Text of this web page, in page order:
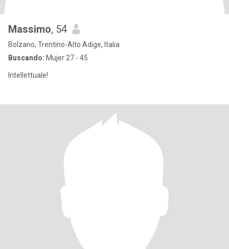
Massimo, 54
Bolzano, Trentino-Alto Adige, Italia
Buscando: Mujer 27 - 45
Intellettuale!